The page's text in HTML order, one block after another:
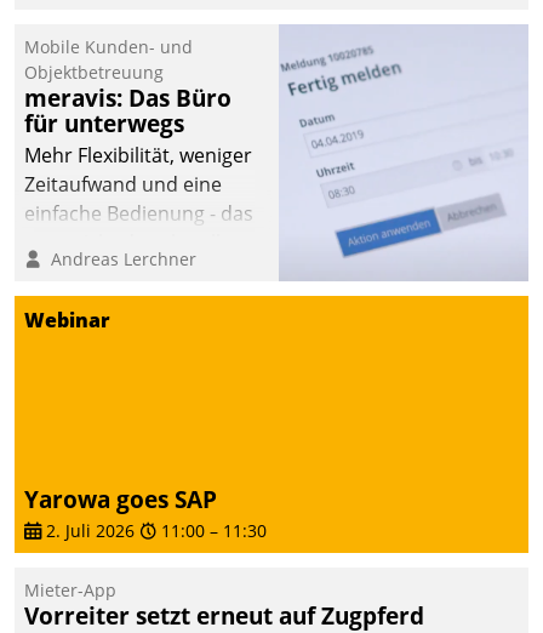
Mobile Kunden- und
Objektbetreuung
meravis: Das Büro
für unterwegs
Mehr Flexibilität, weniger
Zeitaufwand und eine
einfache Bedienung - das
Cockpit für mobile
Mitarbeiter von
Datatrain. Die meravis
entschieden - als erstes
Unternehmen am
Andreas Lerchner
Webinar
Yarowa goes SAP
2. Juli 2026 11:00 – 11:30
Mieter-App
Vorreiter setzt erneut auf Zugpferd